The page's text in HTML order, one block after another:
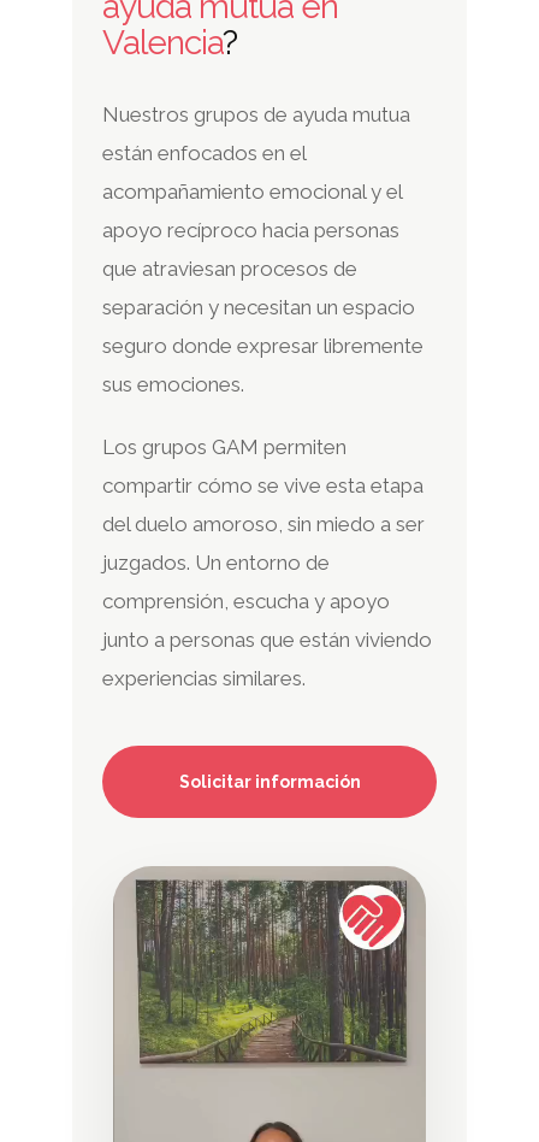
Valencia?
Nuestros grupos de ayuda mutua
están enfocados en el
acompañamiento emocional y el
apoyo recíproco hacia personas
que atraviesan procesos de
separación y necesitan un espacio
seguro donde expresar libremente
sus emociones.
Los grupos GAM permiten
compartir cómo se vive esta etapa
del duelo amoroso, sin miedo a ser
juzgados. Un entorno de
comprensión, escucha y apoyo
junto a personas que están viviendo
experiencias similares.
Solicitar información